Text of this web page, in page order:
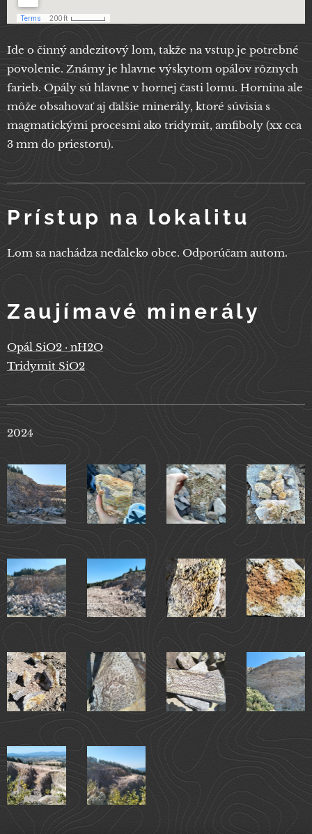
Ide o činný andezitový lom, takže na vstup je potrebné
povolenie. Známy je hlavne výskytom opálov rôznych
farieb. Opály sú hlavne v hornej časti lomu. Hornina ale
môže obsahovať aj ďalšie minerály, ktoré súvisia s
magmatickými procesmi ako tridymit, amfiboly (xx cca
3 mm do priestoru).
Prístup na lokalitu
Lom sa nachádza neďaleko obce. Odporúčam autom.
Zaujímavé minerály
Opál SiO2 · nH2O
Tridymit SiO2
2024